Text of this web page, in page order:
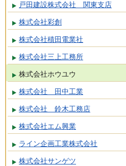
戸田建設株式会社 関東支店
株式会社彩創
株式会社積田電業社
株式会社三上工務所
株式会社ホウユウ
株式会社 田中工業
株式会社 鈴木工務店
株式会社エム興業
ライン企画工業株式会社
株式会社サンゲツ